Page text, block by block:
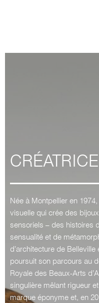
Née à Montpellier en
visuelle qui crée des
sensoriels – des histoires
sensualité et de
d’architecture de
poursuit son parcours au
Royale des Beaux-Arts
singulière mêlant rigueur
marque éponyme et, en